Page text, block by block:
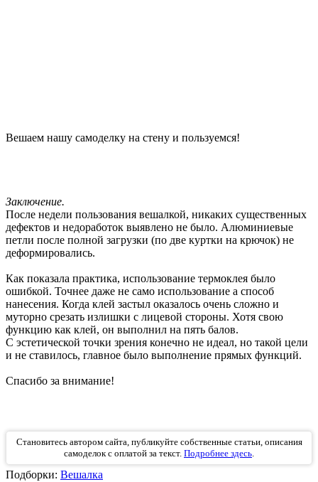
Вешаем нашу самоделку на стену и пользуемся!
Заключение.
После недели пользования вешалкой, никаких существенных
дефектов и недоработок выявлено не было. Алюминиевые
петли после полной загрузки (по две куртки на крючок) не
деформировались.
Как показала практика, использование термоклея было
ошибкой. Точнее даже не само использование а способ
нанесения. Когда клей застыл оказалось очень сложно и
муторно срезать излишки с лицевой стороны. Хотя свою
функцию как клей, он выполнил на пять балов.
С эстетической точки зрения конечно не идеал, но такой цели
и не ставилось, главное было выполнение прямых функций.
Спасибо за внимание!
Становитесь автором сайта, публикуйте собственные статьи, описания
самоделок с оплатой за текст. Подробнее здесь.
Подборки: Вешалка